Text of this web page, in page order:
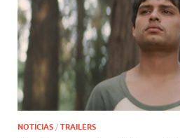
NOTICIAS / TRAILERS